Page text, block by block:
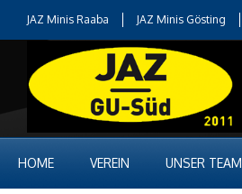
JAZ Minis Raaba JAZ Minis Gösting
HOME VEREIN UNSER TEAM